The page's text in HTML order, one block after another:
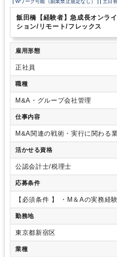
の企業で、様々なことに挑戦して
を目指す方にはぴったり・社内体
き方改革も進められており、シス
責任者が講師を務める「全社トレ
ジネススキルやキャリアアップ法
Wワーク可能（副業禁止規定なし） 土日
年間休日120日以上
飯田橋【経験者】急成長オンラ
ション/リモート/フレックス
雇用形態
正社員
職種
M&A・グループ会社管理
仕事内容
M&A関連の戦術・実行に関わる
ら締結後の業務連携・売上達成
す。将来的にはDDにも関与して
務内容】 ・M&A関連業務（戦略
支援など）、買収企業の予実管理
業務連携支援
ため、数日～1週間程度の出張が
す。
活かせる資格
公認会計士/税理士
応募条件
【必須条件 】
・M＆Aの実務経
介、FAなど問わず）目安３年以
居予定の方）
勤務地
東京都新宿区
業種